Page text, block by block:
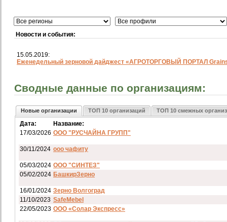
Новости и события:
15.05.2019:
Еженедельный зерновой дайджест «АГРОТОРГОВЫЙ ПОРТАЛ
Сводные данные по организациям:
Новые организации ТОП 10 организаций ТОП 10 смежных
Дата:
Название:
17/03/2026 ООО "РУСЧАЙНА ГРУПП"
30/11/2024 ооо чафиту
05/03/2024 ООО "СИНТЕЗ"
05/02/2024 БашкирЗерно
16/01/2024 Зерно Волгоград
11/10/2023 SafeMebel
22/05/2023 ООО «Солар Экспресс»